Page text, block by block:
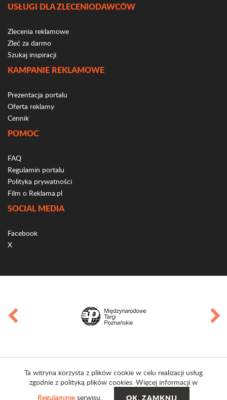
USŁUGI DLA ZLECENIODAWCÓW
Zlecenia reklamowe
Zleć za darmo
Szukaj inspiracji
KAMPANIE REKLAMOWE
Prezentacja portalu
Oferta reklamy
Cennik
POMOC
FAQ
Regulamin portalu
Polityka prywatności
Film o Reklama.pl
SOCIAL MEDIA
Facebook
X
Ta witryna korzysta z plików cookie w celu realizacji usług
zgodnie z polityką plików cookies. Więcej informacji w
Regulaminie serwisu.